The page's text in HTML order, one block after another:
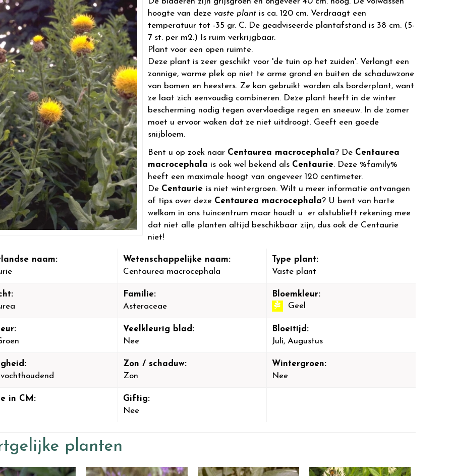
hoogte van deze vaste plant is ca. 120 cm. Verdraagt een
temperatuur tot -35 gr. C. De geadviseerde plantafstand is 38 cm. (5-
7 st. per m2.) Is ruim verkrijgbaar.
Plant voor een open ruimte.
Deze plant is zeer geschikt voor 'de tuin op het zuiden'. Verlangt een
zonnige, warme plek op niet te arme grond en buiten de schaduwzone
van bomen en heesters. Ze kan gebruikt worden als borderplant, want
ze laat zich eenvoudig combineren. Deze plant heeft in de winter
bescherming nodig tegen overvloedige regen en sneeuw. In de zomer
moet u ervoor waken dat ze niet uitdroogt. Geeft een goede
snijbloem.
Bent u op zoek naar Centaurea macrocephala? De Centaurea
macrocephala is ook wel bekend als Centaurie. Deze %family%
heeft een maximale hoogt van ongeveer 120 centimeter.
De Centaurie is niet wintergroen. Wilt u meer informatie ontvangen
of tips over deze Centaurea macrocephala? U bent van harte
welkom in ons tuincentrum maar houdt u er alstublieft rekening mee
dat niet alle planten altijd beschikbaar zijn, dus ook de Centaurie
niet!
naam:
Wetenschappelijke naam:
Centaurea macrocephala
Type plant:
Vaste plant
Familie:
Asteraceae
Bloemkleur:
Geel
Veelkleurig blad:
Nee
Bloeitijd:
Juli, Augustus
Zon / schaduw:
Zon
Wintergroen:
Nee
in CM:
Giftig:
Nee
planten